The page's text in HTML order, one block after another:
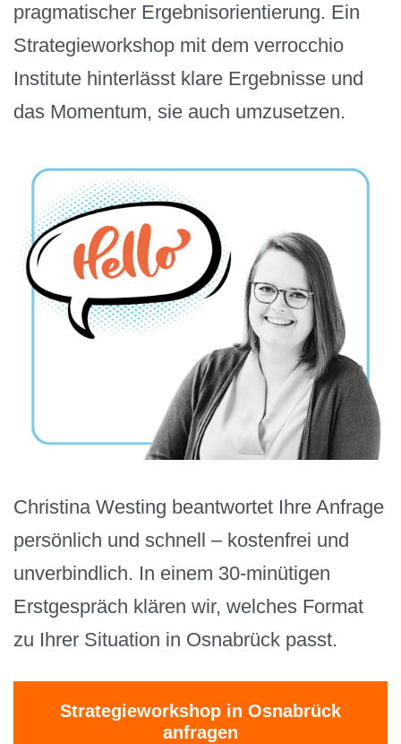
pragmatischer Ergebnisorientierung. Ein
Strategieworkshop mit dem verrocchio
Institute hinterlässt klare Ergebnisse und
das Momentum, sie auch umzusetzen.
Christina Westing beantwortet Ihre Anfrage
persönlich und schnell – kostenfrei und
unverbindlich. In einem 30-minütigen
Erstgespräch klären wir, welches Format
zu Ihrer Situation in Osnabrück passt.
Strategieworkshop in Osnabrück
anfragen